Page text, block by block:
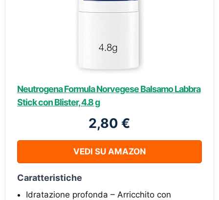
Neutrogena Formula Norvegese Balsamo Labbra
Stick con Blister, 4.8 g
2,80 €
VEDI SU AMAZON
Caratteristiche
Idratazione profonda – Arricchito con